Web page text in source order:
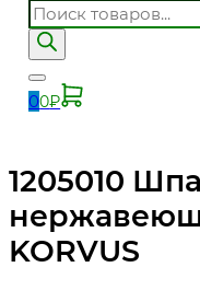
00₽
1205010
KORVUS